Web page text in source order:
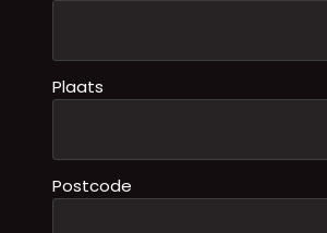
Plaats
Postcode